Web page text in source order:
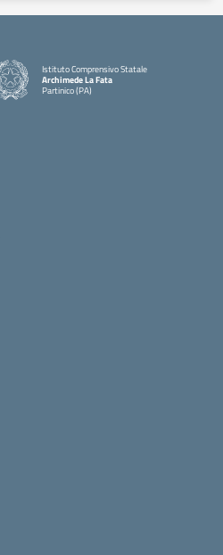
Istituto Comprensivo Statale
Archimede La Fata
Partinico (PA)